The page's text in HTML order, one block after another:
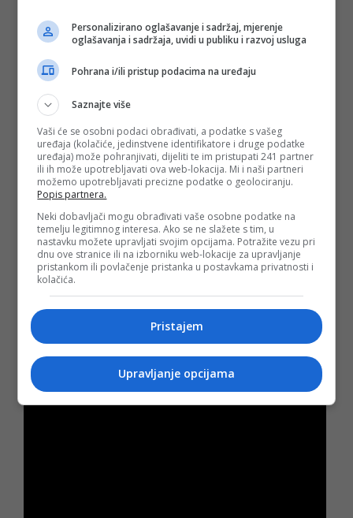
Legenda koja ne blijedi
Davorin Popović rođen je 23. septembra 1946. godine, a
bitku s teškom bolešću (rak gušterače) izgubio je u 54.
godini života, 18. juna 2001. Sahranjen je u Aleji velikana na
sarajevskom groblju Bare, pored svog dugogodišnjeg
prijatelja i saradnika, gitariste Indexa Slobodana "Bode"
Kovačevića, kao i košarkaškog asaMirze Delibašića.
Danas, 25 godina kasnije, Davorinov glas i dalje odjekuje s
radiostanica, iz kafana, sa studentskih derneka i balkona.
Njegove pjesme nisu ostarile ni dana, a fraza "Pjevač" ostala
je rezervisana samo za jednog čovjeka. Četvrt vijeka je
prošlo, ali sarajevska balada i dalje traje.
Personalizirano oglašavanje i sadržaj, mjerenje
oglašavanja i sadržaja, uvidi u publiku i razvoj usluga
Pohrana i/ili pristup podacima na uređaju
Saznajte više
Vaši će se osobni podaci obrađivati, a podatke s vašeg
uređaja (kolačiće, jedinstvene identifikatore i druge podatke
uređaja) može pohranjivati, dijeliti te im pristupati 241 partner
ili ih može upotrebljavati ova web-lokacija. Mi i naši partneri
možemo upotrebljavati precizne podatke o geolociranju.
Popis partnera.
Neki dobavljači mogu obrađivati vaše osobne podatke na
temelju legitimnog interesa. Ako se ne slažete s tim, u
nastavku možete upravljati svojim opcijama. Potražite vezu pri
dnu ove stranice ili na izborniku web-lokacije za upravljanje
pristankom ili povlačenje pristanka u postavkama privatnosti i
kolačića.
Pristajem
Upravljanje opcijama